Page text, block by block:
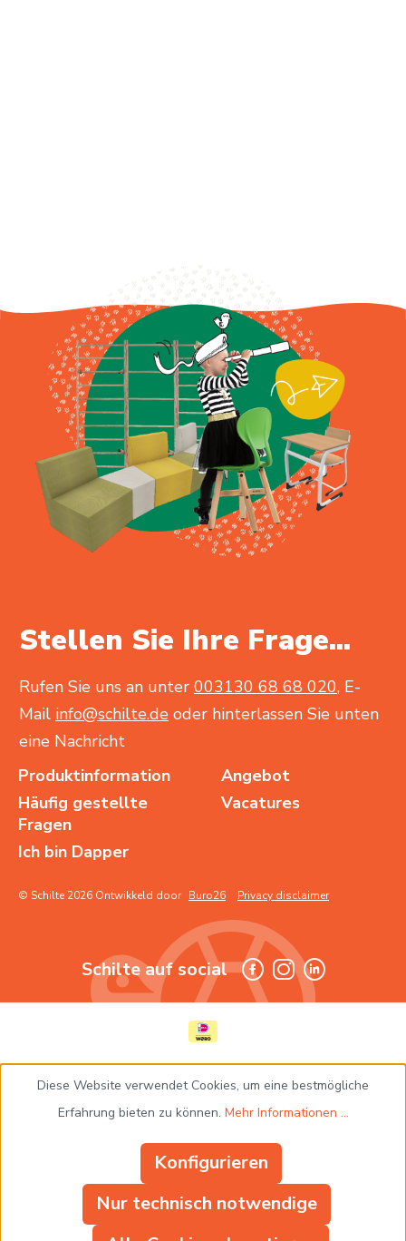
Stellen Sie Ihre Frage...
Rufen Sie uns an unter 003130 68 68 020, E-
Mail info@schilte.de oder hinterlassen Sie unten
eine Nachricht
Produktinformation
Angebot
Häufig gestellte
Fragen
Vacatures
Ich bin Dapper
© Schilte 2026 Ontwikkeld door Buro26 Privacy disclaimer
Schilte auf social
Diese Website verwendet Cookies, um eine bestmögliche
Erfahrung bieten zu können. Mehr Informationen ...
Nur technisch notwendige
Konfigurieren